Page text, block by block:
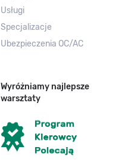
Usługi
Specjalizacje
Ubezpieczenia OC/AC
Wyróżniamy najlepsze
warsztaty